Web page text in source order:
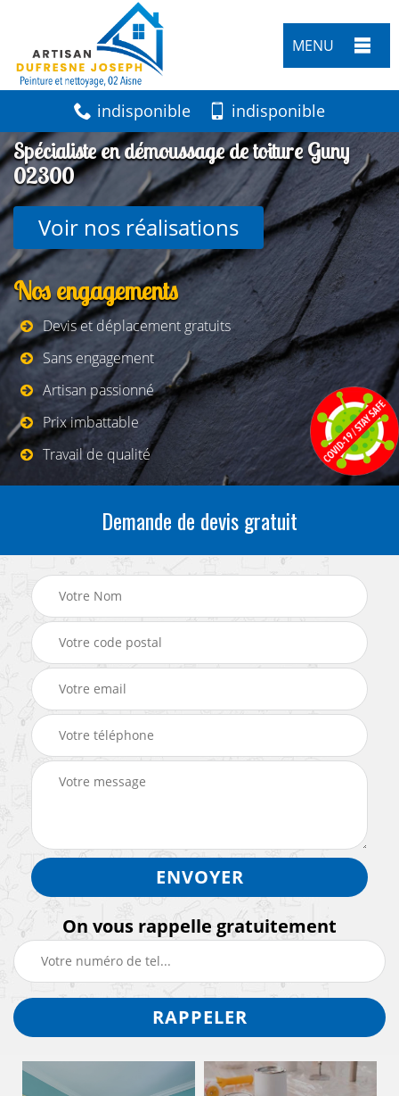
MENU
indisponible indisponible
Spécialiste en démoussage de toiture Guny
02300
Voir nos réalisations
Nos engagements
Devis et déplacement gratuits
Sans engagement
Artisan passionné
Prix imbattable
Travail de qualité
Demande de devis gratuit
On vous rappelle gratuitement